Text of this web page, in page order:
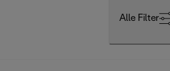
Alle Filter